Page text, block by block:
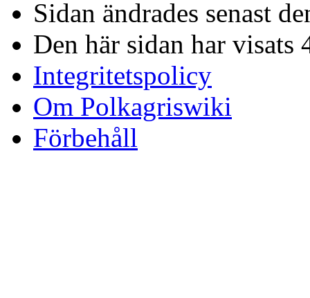
Sidan ändrades senast
Den här sidan har visats
Integritetspolicy
Om Polkagriswiki
Förbehåll